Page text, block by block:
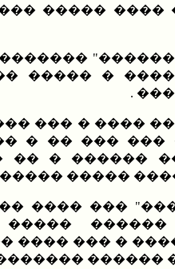
����
�������
����� �
���� � ���
��� ��� ��
��� ������ �
���� ������
��� ���� ��
������
����� � ���
������